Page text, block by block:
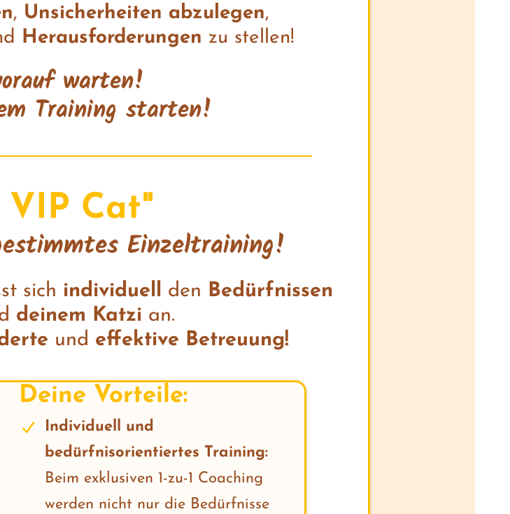
, Unsicherheiten abzulegen,
Herausforderungen zu stellen!
warten!
Training starten!
VIP Cat"
Einzeltraining!
sich individuell den Bedürfnissen
deinem Katzi an.
und effektive Betreuung!
Deine Vorteile:
Individuell und
bedürfnisorientiertes Training:
Beim exklusiven 1-zu-1 Coaching
werden nicht nur die Bedürfnisse